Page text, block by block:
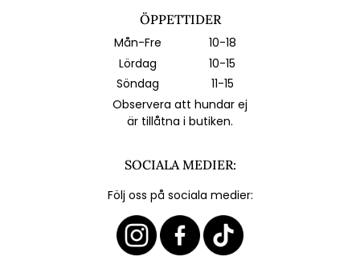
ÖPPETTIDER
Mån-Fre
10-18
Lördag
10-15
Söndag
11-15
Observera att hundar ej
är tillåtna i butiken.
SOCIALA MEDIER:
Följ oss på sociala medier: